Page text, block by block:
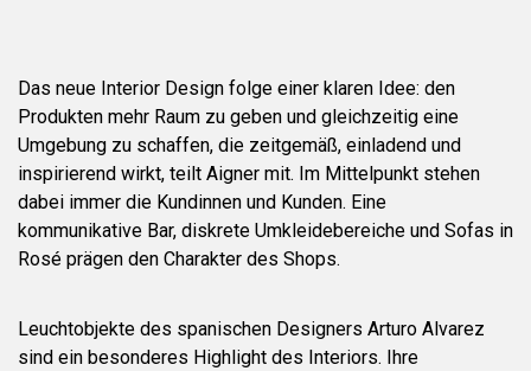
Das neue Interior Design folge einer klaren Idee: den
Produkten mehr Raum zu geben und gleichzeitig eine
Umgebung zu schaffen, die zeitgemäß, einladend und
inspirierend wirkt, teilt Aigner mit. Im Mittelpunkt stehen
dabei immer die Kundinnen und Kunden. Eine
kommunikative Bar, diskrete Umkleidebereiche und Sofas in
Rosé prägen den Charakter des Shops.
Leuchtobjekte des spanischen Designers Arturo Alvarez
sind ein besonderes Highlight des Interiors. Ihre